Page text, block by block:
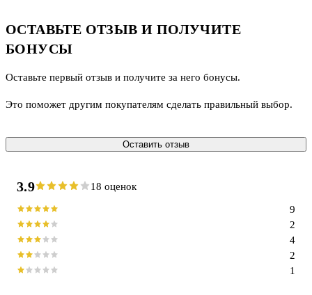
ОСТАВЬТЕ ОТЗЫВ И ПОЛУЧИТЕ
БОНУСЫ
Оставьте первый отзыв и получите за него бонусы.
Это поможет другим покупателям сделать правильный выбор.
Оставить отзыв
3.9 18 оценок
1
2
4
2
9